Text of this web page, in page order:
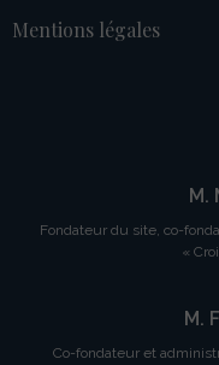
Mentions légales
M.
Fondateur du site, co-
«
M.
Co-fondateur et